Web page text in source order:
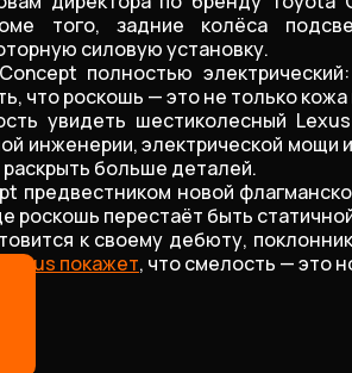
того, задние колёса
силовую установку.
полностью
что роскошь — это не только
увидеть шестиколесный
инженерии, электрической
больше деталей.
предвестником новой
роскошь перестаёт быть
к своему дебюту,
Lexus покажет, что смелость — это